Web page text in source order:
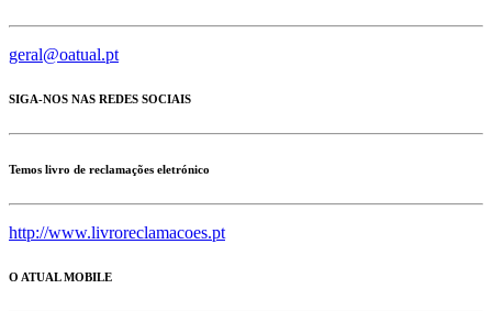
geral@oatual.pt
SIGA-NOS NAS REDES SOCIAIS
Temos livro de reclamações eletrónico
http://www.livroreclamacoes.pt
O ATUAL MOBILE